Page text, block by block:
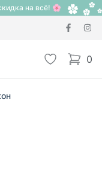
на всё! 🌸
Избранное
0
items